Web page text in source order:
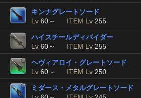
キンナグレートソード
Lv 60～ ITEM Lv 255
ハイスチールディバイダー
Lv 60～ ITEM Lv 255
ヘヴィアロイ・グレートソード
Lv 60～ ITEM Lv 250
ミダース・メタルグレートソード